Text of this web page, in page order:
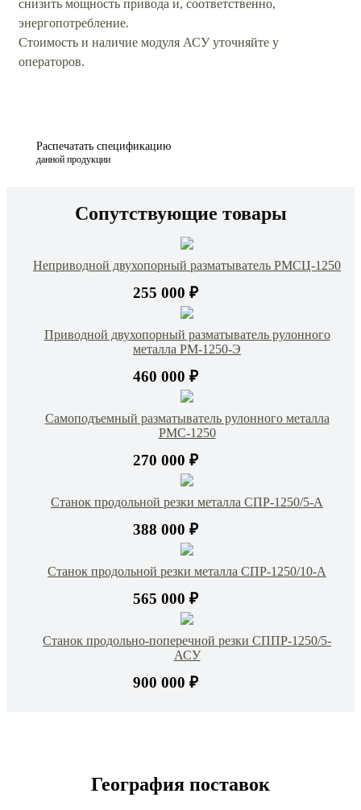
снизить мощность привода и, соответственно,
энергопотребление.
Стоимость и наличие модуля АСУ уточняйте у
операторов.
Распечатать спецификацию
данной продукции
Сопутствующие товары
Неприводной двухопорный разматыватель РМСЦ-1250
255 000 ₽
Приводной двухопорный разматыватель рулонного
металла РМ-1250-Э
460 000 ₽
Самоподъемный разматыватель рулонного металла
РМС-1250
270 000 ₽
Станок продольной резки металла СПР-1250/5-А
388 000 ₽
Станок продольной резки металла СПР-1250/10-А
565 000 ₽
Станок продольно-поперечной резки СППР-1250/5-
АСУ
900 000 ₽
География поставок